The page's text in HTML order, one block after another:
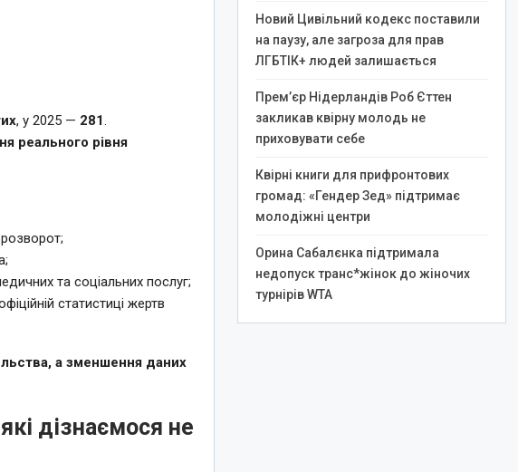
, у 2025 — 281.
реального рівня
та соціальних послуг;
статистиці жертв
а зменшення даних
дізнаємося не
Новий Цивільний кодекс поставили
на паузу, але загроза для прав
ЛГБТІК+ людей залишається
Прем’єр Нідерландів Роб Єттен
закликав квірну молодь не
приховувати себе
Квірні книги для прифронтових
громад: «Гендер Зед» підтримає
молодіжні центри
Орина Сабалєнка підтримала
недопуск транс*жінок до жіночих
турнірів WTA